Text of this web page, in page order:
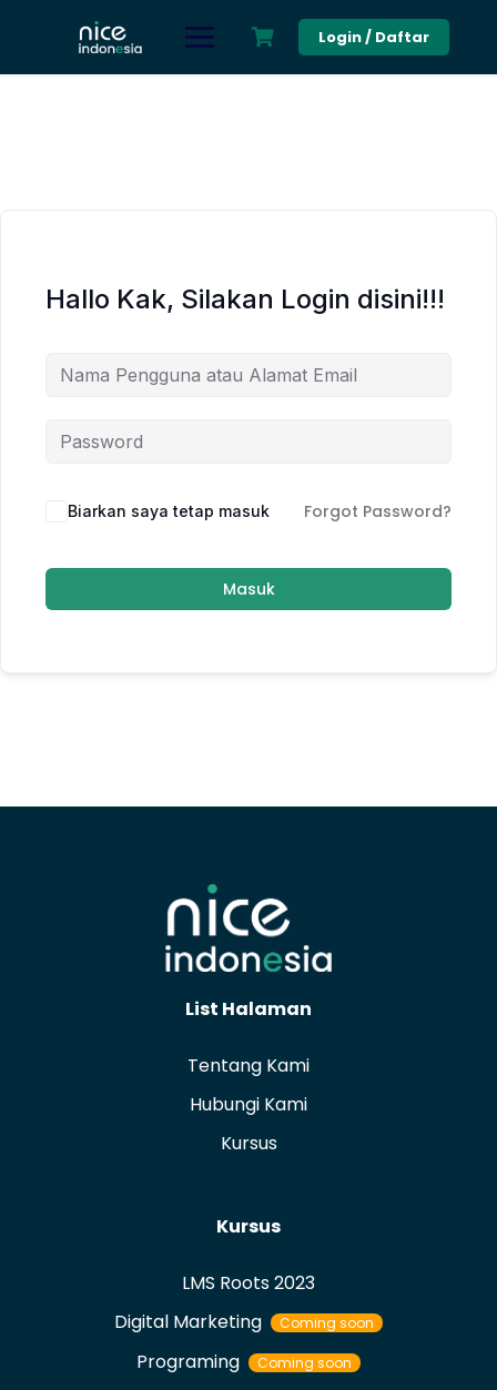
Login / Daftar
Hallo Kak, Silakan Login disini!!!
Biarkan saya tetap masuk Forgot Password?
Masuk
List Halaman
Tentang Kami
Hubungi Kami
Kursus
Kursus
LMS Roots 2023
Digital Marketing
Coming soon
Programing Coming soon